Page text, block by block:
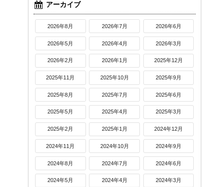
アーカイブ
2026年8月 2026年7月 2026年6月
2026年5月 2026年4月 2026年3月
2026年2月 2026年1月 2025年12月
2025年11月 2025年10月 2025年9月
2025年8月 2025年7月 2025年6月
2025年5月 2025年4月 2025年3月
2025年2月 2025年1月 2024年12月
2024年11月 2024年10月 2024年9月
2024年8月 2024年7月 2024年6月
2024年5月 2024年4月 2024年3月